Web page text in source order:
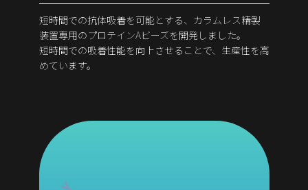
短時間での抗体吸着を可能とする、カラムレス精製
装置専用のプロテインAビーズを開発しました。
短時間での吸着性能を向上させることで、生産性を高
めています。